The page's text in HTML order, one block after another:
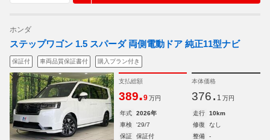
ホンダ
ステップワゴン 1.5 スパーダ 両側電動ドア 純正11型ナビ
保証付 車両品質保証書付 購入プラン付き
支払総額
389.9 万円
本体価格
376. 1 万円
年式 2026年 走行
10km
車検
'29/7 修復
なし
保証
保証付 整備
-